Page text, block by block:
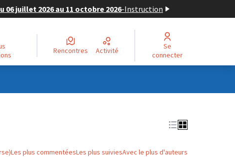
juillet 2026 au 11 octobre 2026-Instruction
Rencontres Activité
Se
connecter
Les plus commentéesLes plus suiviesAvec le plus d'auteurs